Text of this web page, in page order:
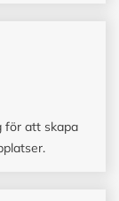
för att skapa